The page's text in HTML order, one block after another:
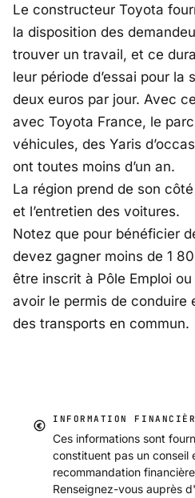
Le constructeur Toyota
la disposition des
trouver un travail, et ce
leur période d’essai pour la
deux euros par jour. Avec
avec Toyota France, le
véhicules, des Yaris
ont toutes moins d’un an.
La région prend de son
et l’entretien des voitures.
Notez que pour bénéficier
devez gagner moins de 1
être inscrit à Pôle Emploi
avoir le permis de conduire
des transports en commun.
INFORMATION
Ces informations sont
constituent pas un conseil
recommandation
Renseignez-vous auprès